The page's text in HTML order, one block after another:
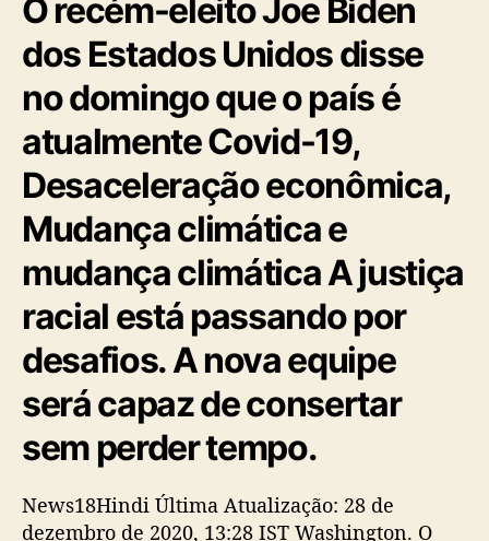
O recém-eleito Joe Biden
dos Estados Unidos disse
no domingo que o país é
atualmente Covid-19,
Desaceleração econômica,
Mudança climática e
mudança climática A justiça
racial está passando por
desafios. A nova equipe
será capaz de consertar
sem perder tempo.
News18Hindi Última Atualização: 28 de
dezembro de 2020, 13:28 IST Washington. O